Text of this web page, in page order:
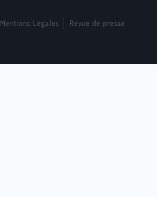
Mentions Légales Revue de presse